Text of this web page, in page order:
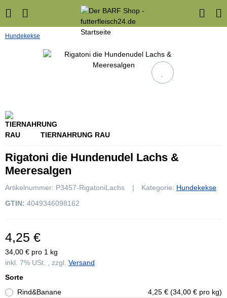
Hundekekse
TIERNAHRUNG RAU
Rigatoni die Hundenudel Lachs &
Meeresalgen
Artikelnummer: P3457-RigatoniLachs Kategorie: Hundekekse
GTIN: 4049346098162
4,25 €
34,00 € pro 1 kg
inkl. 7% USt. , zzgl. Versand
Sorte
Rind&Banane
4,25 € (34,00 € pro kg)